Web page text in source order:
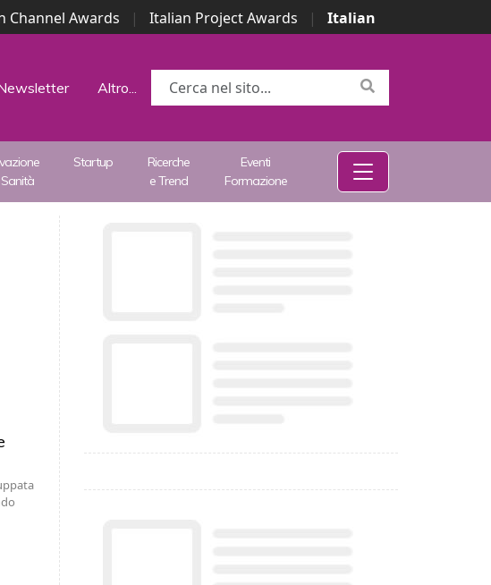
Channel Awards | Italian Project Awards |
Italian
Altro...
Startup
Ricerche
e Trend
Eventi
Formazione